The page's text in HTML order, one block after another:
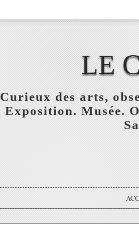
LE
Curieux des arts,
Exposition. Musée.